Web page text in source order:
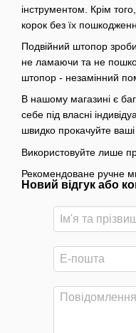
інструментом. Крім
корок без їх
Подвійний штопор
не ламаючи та не
штопор - незамінний
В нашому магазині є
себе під власні
швидко прокачуйте
Використовуйте лише
Рекомендоване ручне
Новий відгук або